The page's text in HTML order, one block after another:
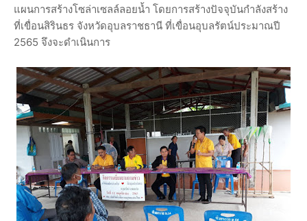
แผนการสร้างโซล่าเซลล์ลอยน้ำ โดยการสร้างปัจจุบันกำลังสร้าง
ที่เขื่อนสิรินธร จังหวัดอุบลราชธานี ที่เขื่อนอุบลรัตน์ประมาณปี
2565 จึงจะดำเนินการ